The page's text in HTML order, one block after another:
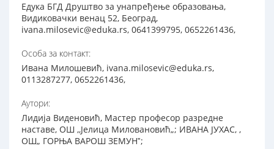
Едука БГД Друштво за унапређење образовања,
Видиковачки венац 52, Београд,
ivana.milosevic@eduka.rs, 0641399795, 0652261436,
Особа за контакт:
Ивана Милошевић, ivana.milosevic@eduka.rs,
0113287277, 0652261436,
Аутори:
Лидија Виденовић, Мастер професор разредне
наставе, ОШ ,,Јелица Миловановић„; ИВАНА ЈУХАС, ,
ОШ„ ГОРЊА ВАРОШ ЗЕМУН‟;